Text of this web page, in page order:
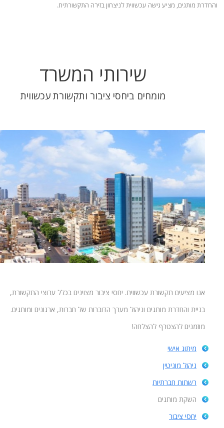
והחדרת מותגים, מציע גישה עכשווית לניצחון בזירה התקשורתית.
שירותי המשרד
מומחים ביחסי ציבור ותקשורת עכשווית
אנו מציעים תקשורת עכשווית. יחסי ציבור מצוינים בכלל ערוצי התקשורת,
בניית והחדרת מותגים וניהול מערך הדוברות של חברות, ארגונים ומותגים.
מוזמנים להצטרף להצלחה!
מיתוג אישי
ניהול מוניטין
רשתות חברתיות
השקת מותגים
יחסי ציבור